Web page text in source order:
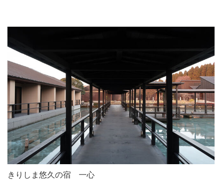
きりしま悠久の宿 一心